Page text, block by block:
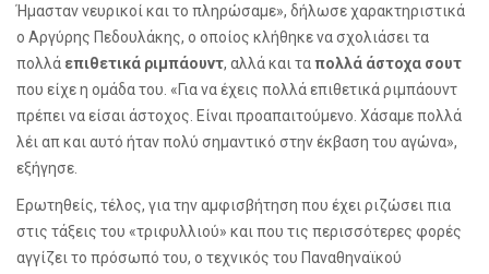
Ήμασταν νευρικοί και το πληρώσαμε», δήλωσε χαρακτηριστικά
ο Αργύρης Πεδουλάκης, ο οποίος κλήθηκε να σχολιάσει τα
πολλά επιθετικά ριμπάουντ, αλλά και ταπολλά άστοχα σουτ
που είχε η ομάδα του. «Για να έχεις πολλά επιθετικά ριμπάουντ
πρέπει να είσαι άστοχος. Είναι προαπαιτούμενο. Χάσαμε πολλά
λέι απ και αυτό ήταν πολύ σημαντικό στην έκβαση του αγώνα»,
εξήγησε.
Ερωτηθείς, τέλος, για την αμφισβήτηση που έχει ριζώσει πια
στις τάξεις του «τριφυλλιού» και που τις περισσότερες φορές
αγγίζει το πρόσωπό του, ο τεχνικός του Παναθηναϊκού